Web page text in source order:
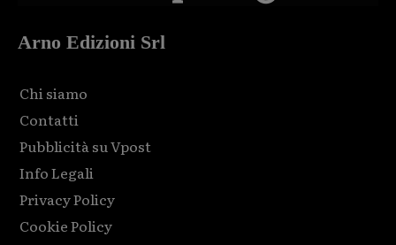
Arno Edizioni Srl
Chi siamo
Contatti
Pubblicità su Vpost
Info Legali
Privacy Policy
Cookie Policy